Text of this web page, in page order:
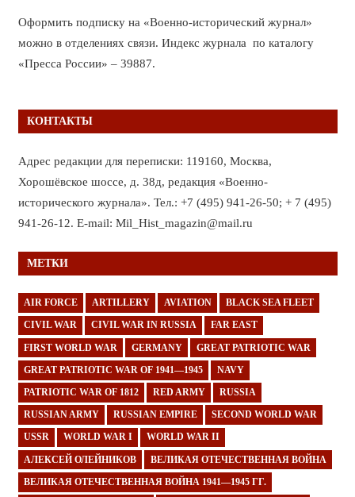
Оформить подписку на «Военно-исторический журнал»
можно в отделениях связи. Индекс журнала по каталогу
«Пресса России» – 39887.
КОНТАКТЫ
Адрес редакции для переписки: 119160, Москва,
Хорошёвское шоссе, д. 38д, редакция «Военно-
исторического журнала». Тел.: +7 (495) 941-26-50; + 7 (495)
941-26-12. E-mail: Mil_Hist_magazin@mail.ru
МЕТКИ
AIR FORCE ARTILLERY AVIATION BLACK SEA FLEET
CIVIL WAR CIVIL WAR IN RUSSIA FAR EAST
FIRST WORLD WAR GERMANY GREAT PATRIOTIC WAR
GREAT PATRIOTIC WAR OF 1941—1945 NAVY
PATRIOTIC WAR OF 1812 RED ARMY RUSSIA
RUSSIAN ARMY RUSSIAN EMPIRE SECOND WORLD WAR
USSR WORLD WAR I WORLD WAR II
АЛЕКСЕЙ ОЛЕЙНИКОВ ВЕЛИКАЯ ОТЕЧЕСТВЕННАЯ ВОЙНА
ВЕЛИКАЯ ОТЕЧЕСТВЕННАЯ ВОЙНА 1941—1945 ГГ.